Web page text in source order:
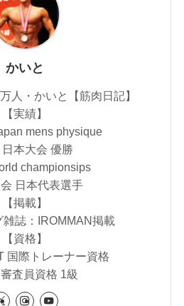
かいと
人・かいと【筋肉日記】
【実績】
mens physique
本大会 優勝
championsips
日本代表選手
【掲載】
雑誌：IROMMAN掲載
【資格】
国際トレーナー資格
査員資格 1級